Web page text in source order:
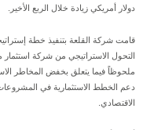
دولار أمريكي زيادة خلال الربع الأخير.
التحول الاستراتيجي من شركة
ملحوظاً فيما يتعلق بخفض المخاطر
دعم الخطط الاستثمارية في
الاقتصادي.